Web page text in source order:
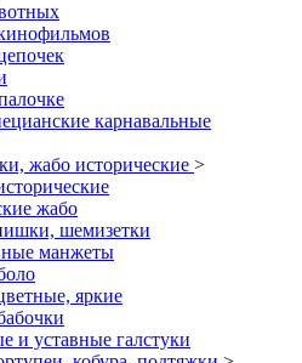
карнавальные
жабо исторические >
жабо
шемизетки
манжеты
яркие
и уставные галстуки